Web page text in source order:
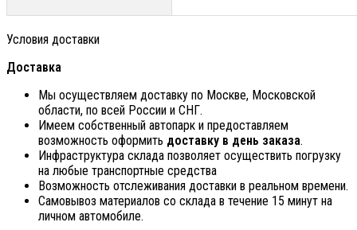
Условия доставки
Доставка
Мы осуществляем доставку по Москве, Московской
области, по всей России и СНГ.
Имеем собственный автопарк и предоставляем
возможность оформить доставку в день заказа.
Инфраструктура склада позволяет осуществить погрузку
на любые транспортные средства
Возможность отслеживания доставки в реальном времени.
Самовывоз материалов со склада в течение 15 минут на
личном автомобиле.